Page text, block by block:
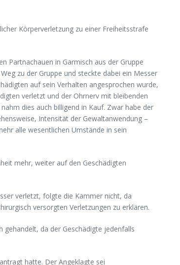
Körperverletzung zu einer Freiheitsstrafe
Partnachauen in Garmisch aus der Gruppe
zu der Gruppe und steckte dabei ein Messer
auf sein Verhalten angesprochen wurde,
verletzt und der Ohrnerv mit bleibenden
dies auch billigend in Kauf. Zwar habe der
Intensität der Gewaltanwendung –
alle wesentlichen Umstände in sein
mehr, weiter auf den Geschädigten
verletzt, folgte die Kammer nicht, da
versorgten Verletzungen zu erklären.
da der Geschädigte jedenfalls
hatte. Der Angeklagte sei